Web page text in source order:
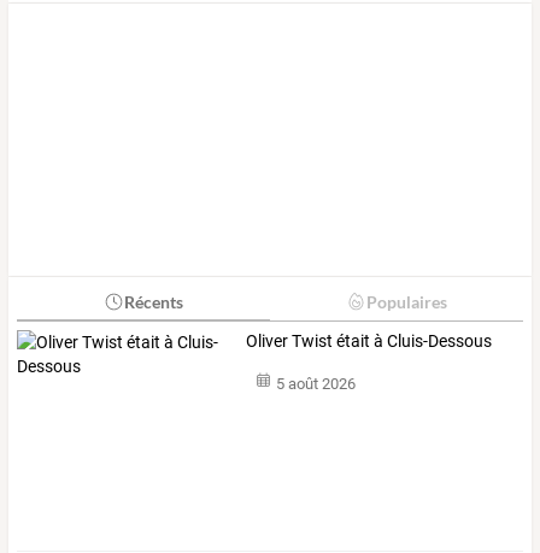
Récents Populaires
Oliver Twist était à Cluis-Dessous
5 août 2026